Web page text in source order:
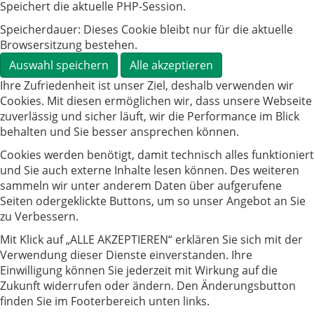
Speichert die aktuelle PHP-Session.
Speicherdauer: Dieses Cookie bleibt nur für die aktuelle
Browsersitzung bestehen.
Auswahl speichern
Alle akzeptieren
Ihre Zufriedenheit ist unser Ziel, deshalb verwenden wir
Cookies. Mit diesen ermöglichen wir, dass unsere Webseite
zuverlässig und sicher läuft, wir die Performance im Blick
behalten und Sie besser ansprechen können.
Cookies werden benötigt, damit technisch alles funktioniert
und Sie auch externe Inhalte lesen können. Des weiteren
sammeln wir unter anderem Daten über aufgerufene
Seiten odergeklickte Buttons, um so unser Angebot an Sie
zu Verbessern.
Mit Klick auf „ALLE AKZEPTIEREN“ erklären Sie sich mit der
Verwendung dieser Dienste einverstanden. Ihre
Einwilligung können Sie jederzeit mit Wirkung auf die
Zukunft widerrufen oder ändern. Den Änderungsbutton
finden Sie im Footerbereich unten links.